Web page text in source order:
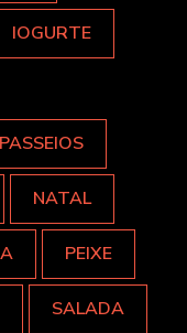
IOGURTE
NATAL
PEIXE
SALADA